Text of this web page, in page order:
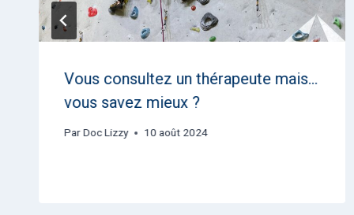
Vous consultez un thérapeute mais…
vous savez mieux ?
Par Doc Lizzy 10 août 2024